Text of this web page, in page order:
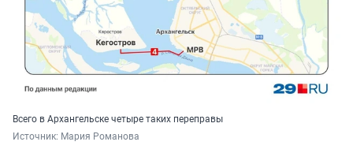
Всего в Архангельске четыре таких переправы
Источник: Мария Романова